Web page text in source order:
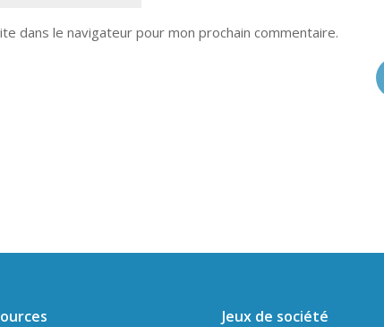
dans le navigateur pour mon prochain commentaire.
Jeux de société